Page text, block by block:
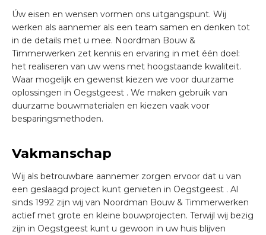
Úw eisen en wensen vormen ons uitgangspunt. Wij
werken als aannemer als een team samen en denken tot
in de details met u mee. Noordman Bouw &
Timmerwerken zet kennis en ervaring in met één doel:
het realiseren van uw wens met hoogstaande kwaliteit.
Waar mogelijk en gewenst kiezen we voor duurzame
oplossingen in Oegstgeest . We maken gebruik van
duurzame bouwmaterialen en kiezen vaak voor
besparingsmethoden.
Vakmanschap
Wij als betrouwbare aannemer zorgen ervoor dat u van
een geslaagd project kunt genieten in Oegstgeest . Al
sinds 1992 zijn wij van Noordman Bouw & Timmerwerken
actief met grote en kleine bouwprojecten. Terwijl wij bezig
zijn in Oegstgeest kunt u gewoon in uw huis blijven